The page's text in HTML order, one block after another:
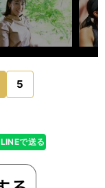
5
LINEで送る